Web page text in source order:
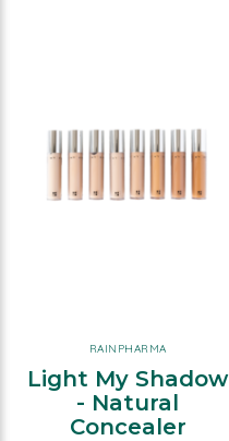
RAINPHARMA
Light My Shadow
- Natural
Concealer